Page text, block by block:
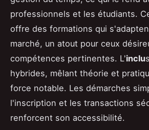
professionnels et les étudiants.
offre des formations qui
marché, un atout pour ceux
compétences pertinentes. L'inclu
hybrides, mêlant théorie et
force notable. Les démarches
l'inscription et les transactions
renforcent son accessibilité.